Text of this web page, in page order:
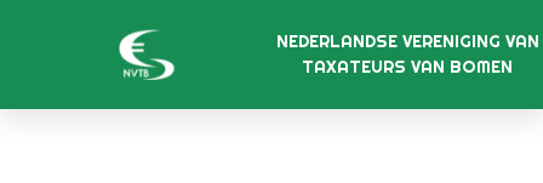
NEDERLANDSE VERENIGING VAN
TAXATEURS VAN BOMEN